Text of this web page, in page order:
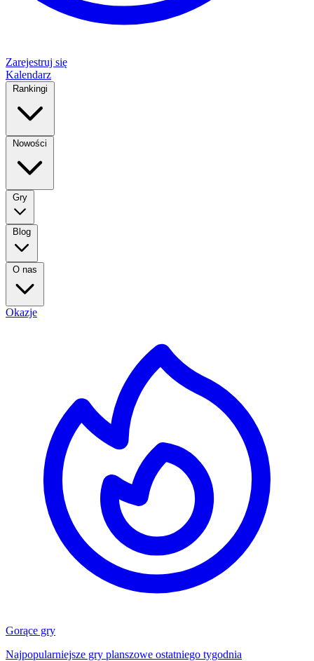
Zarejestruj się
Kalendarz
Rankingi
Nowości
Gry
Blog
O nas
Okazje
Gorące gry
Najpopularniejsze gry planszowe ostatniego tygodnia